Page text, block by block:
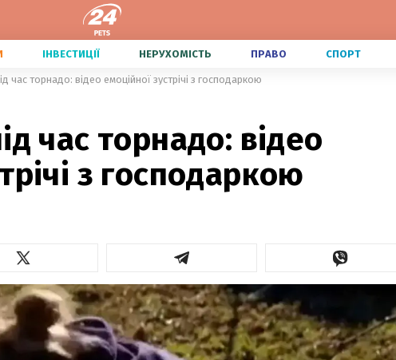
ІНВЕСТИЦІЇ НЕРУХОМІСТЬ ПРАВО СПОРТ
час торнадо: відео емоційної зустрічі з господаркою
час торнадо: відео
з господаркою